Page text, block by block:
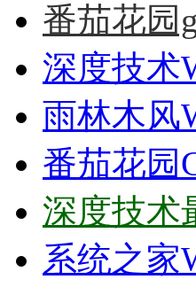
番茄花园
深度技术
雨林木风
番茄花园
深度技术
系统之家